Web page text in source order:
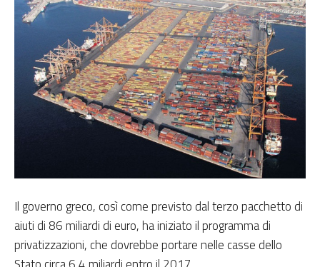
Il governo greco, così come previsto dal terzo pacchetto di
aiuti di 86 miliardi di euro, ha iniziato il programma di
privatizzazioni, che dovrebbe portare nelle casse dello